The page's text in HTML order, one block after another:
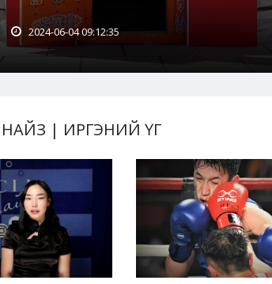
2024-06-04 09:12:35
| ИРГЭНИЙ ҮГ